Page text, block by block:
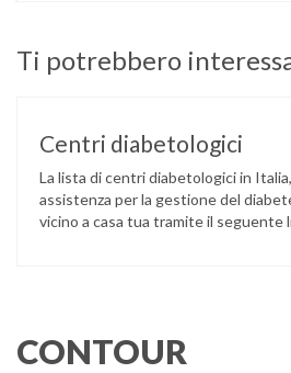
Ti potrebbero
Centri diabetologici
La lista di centri diabetologici in
assistenza per la gestione del
vicino a casa tua tramite il seguente
CONTOUR